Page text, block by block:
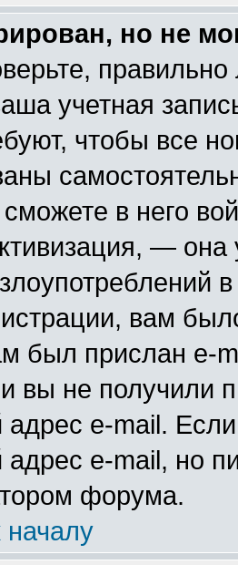
но не
учетная
чтобы все
в него
—
вам
был прислан e-
вы не получили
адрес e-mail.
e-mail, но
форума.
началу